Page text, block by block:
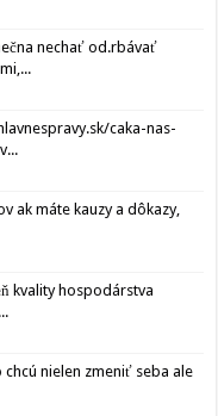
nechať od.rbávať
caka-nas-
ak máte kauzy a dôkazy,
kvality hospodárstva
chcú nielen zmeniť seba ale